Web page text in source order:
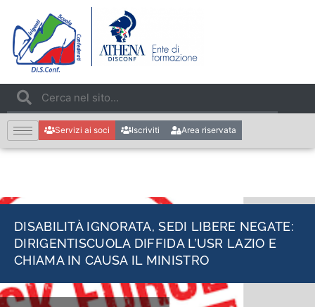
Servizi ai soci Iscriviti Area riservata
DISABILITÀ IGNORATA, SEDI LIBERE NEGATE:
DIRIGENTISCUOLA DIFFIDA L’USR LAZIO E
CHIAMA IN CAUSA IL MINISTRO